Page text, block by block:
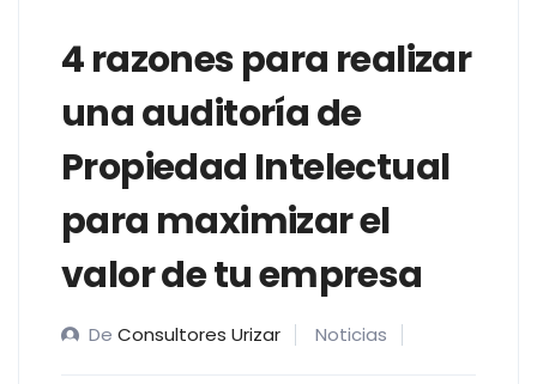
4 razones para realizar
una auditoría de
Propiedad Intelectual
para maximizar el
valor de tu empresa
De Consultores Urizar Noticias